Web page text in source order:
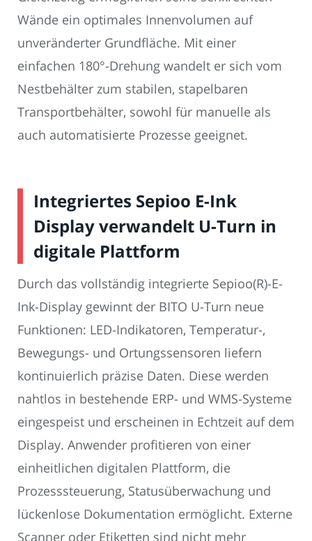
Wände ein optimales Innenvolumen auf
unveränderter Grundfläche. Mit einer
einfachen 180°-Drehung wandelt er sich vom
Nestbehälter zum stabilen, stapelbaren
Transportbehälter, sowohl für manuelle als
auch automatisierte Prozesse geeignet.
Integriertes Sepioo E-Ink
Display verwandelt U-Turn in
digitale Plattform
Durch das vollständig integrierte Sepioo(R)-E-
Ink-Display gewinnt der BITO U-Turn neue
Funktionen: LED-Indikatoren, Temperatur-,
Bewegungs- und Ortungssensoren liefern
kontinuierlich präzise Daten. Diese werden
nahtlos in bestehende ERP- und WMS-Systeme
eingespeist und erscheinen in Echtzeit auf dem
Display. Anwender profitieren von einer
einheitlichen digitalen Plattform, die
Prozesssteuerung, Statusüberwachung und
lückenlose Dokumentation ermöglicht. Externe
Scanner oder Etiketten sind nicht mehr